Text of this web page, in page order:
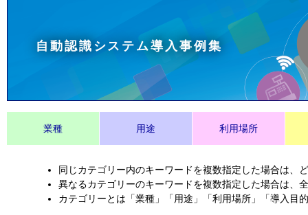
自動認識システム導入事例集
業種 用途 利用場所
同じカテゴリー内のキーワードを複数指定した場合は、
異なるカテゴリーのキーワードを複数指定した場合は、
カテゴリーとは「業種」「用途」「利用場所」「導入目